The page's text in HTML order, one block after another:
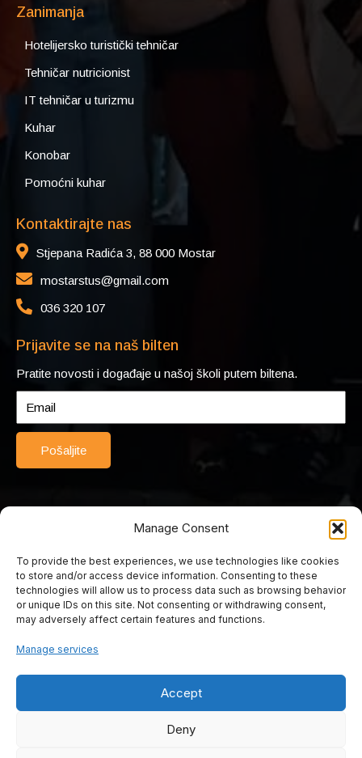
Manage Consent
To provide the best experiences, we use technologies like cookies
to store and/or access device information. Consenting to these
technologies will allow us to process data such as browsing behavior
or unique IDs on this site. Not consenting or withdrawing consent,
may adversely affect certain features and functions.
Manage services
Accept
Deny
Zanimanja
Hotelijersko turistički tehničar
Tehničar nutricionist
IT tehničar u turizmu
Kuhar
Konobar
Pomoćni kuhar
Kontaktirajte nas
Stjepana Radića 3, 88 000 Mostar
mostarstus@gmail.com
036 320 107
Prijavite se na naš bilten
Pratite novosti i događaje u našoj školi putem biltena.
Pošaljite
© 2025 Srednja turističko-ugostiteljska škola Mostar. Sva prava
pridržana. Web by Rimac web studio.
Srednja turističko
ugostiteljska škola
Mostar